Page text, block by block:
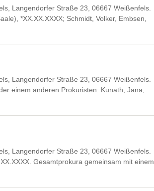
Langendorfer Straße 23, 06667 Weißenfels.
*XX.XX.XXXX; Schmidt, Volker, Embsen,
Langendorfer Straße 23, 06667 Weißenfels.
einem anderen Prokuristen: Kunath, Jana,
Langendorfer Straße 23, 06667 Weißenfels.
Gesamtprokura gemeinsam mit einem